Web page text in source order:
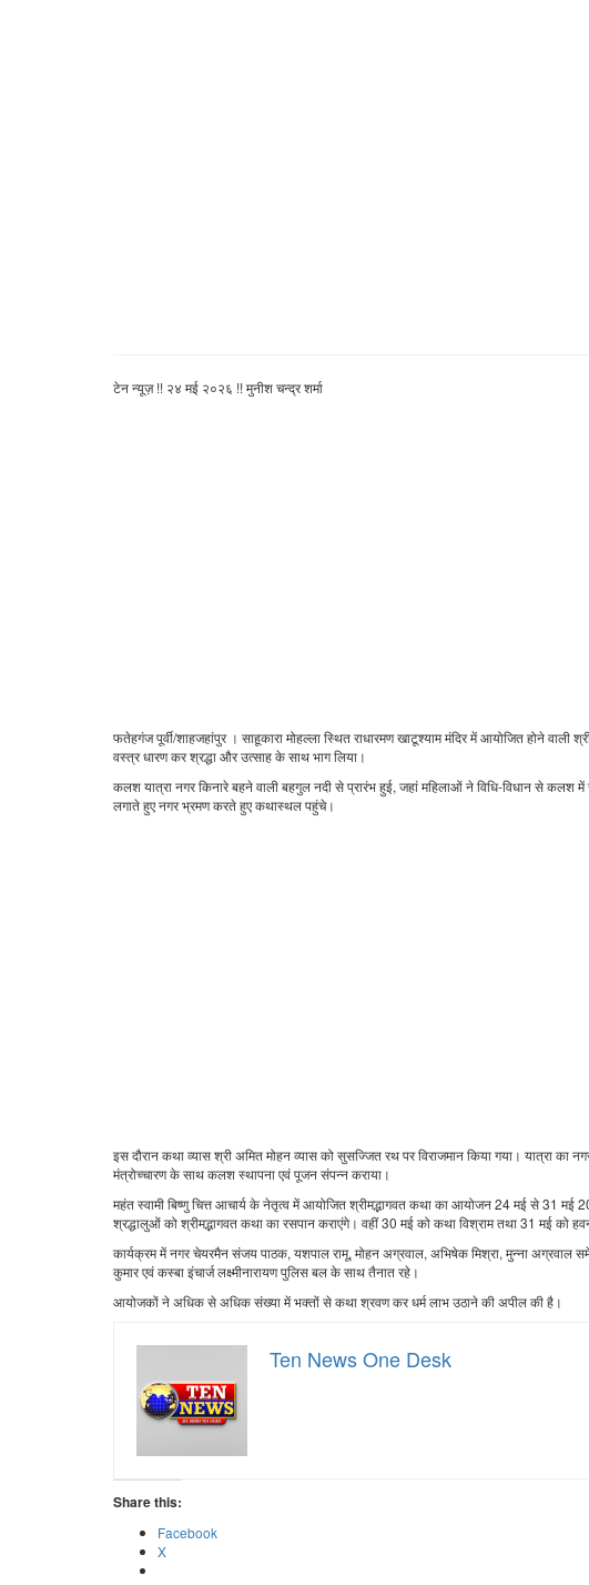
टेन न्यूज़ !! २४ मई २०२६ !! मुनीश चन्द्र शर्मा
फतेहगंज पूर्वी/शाहजहांपुर । साहूकारा मोहल्ला स्थित राधारमण खाटूश्याम मंदिर में आयोजित होने वाली
वस्त्र धारण कर श्रद्धा और उत्साह के साथ भाग लिया।
कलश यात्रा नगर किनारे बहने वाली बहगुल नदी से प्रारंभ हुई, जहां महिलाओं ने विधि-विधान से
लगाते हुए नगर भ्रमण करते हुए कथास्थल पहुंचे।
इस दौरान कथा व्यास श्री अमित मोहन व्यास को सुसज्जित रथ पर विराजमान किया गया। यात्रा का
मंत्रोच्चारण के साथ कलश स्थापना एवं पूजन संपन्न कराया।
महंत स्वामी बिष्णु चित्त आचार्य के नेतृत्व में आयोजित श्रीमद्भागवत कथा का आयोजन 24 मई से 31
श्रद्धालुओं को श्रीमद्भागवत कथा का रसपान कराएंगे। वहीं 30 मई को कथा विश्राम तथा 31 मई को
कार्यक्रम में नगर चेयरमैन संजय पाठक, यशपाल रामू, मोहन अग्रवाल, अभिषेक मिश्रा, मुन्ना
कुमार एवं कस्बा इंचार्ज लक्ष्मीनारायण पुलिस बल के साथ तैनात रहे।
आयोजकों ने अधिक से अधिक संख्या में भक्तों से कथा श्रवण कर धर्म लाभ उठाने की अपील की है।
Ten News One Desk
Share this:
Facebook
X